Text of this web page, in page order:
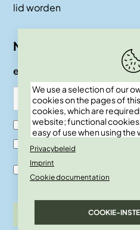
We use a selection of our
cookies on the pages of
cookies, which are
website; functional
easy of use when using
data on website use and
cookies, which are used to
content and advertising. If
revoke your consent for
under "Settings".
Privacybeleid
Imprint
Cookie documentation
COOKIE-
lid worden
Nieuwsbrief
e-mail
Ik ben SKEPP lid
Ik ben geen SKEPP lid
Ik ben akkoord met de
privacy policy.